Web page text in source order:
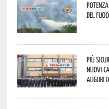
del
Più
nuovi
Auguri